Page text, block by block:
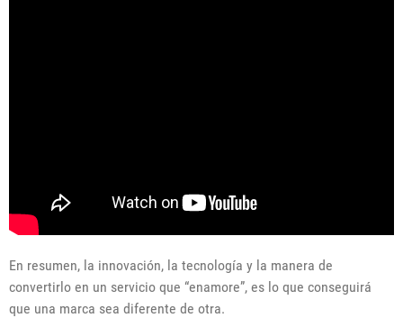
En resumen, la innovación, la tecnología y la manera de
convertirlo en un servicio que “enamore”, es lo que conseguirá
que una marca sea diferente de otra.